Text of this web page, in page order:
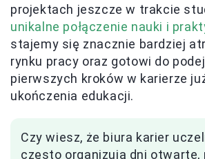
projektach jeszcze w trakcie
unikalne połączenie nauki i
stajemy się znacznie bardziej
rynku pracy oraz gotowi do
pierwszych kroków w karierze
ukończenia edukacji.
Czy wiesz, że biura karier
często organizują dni otwarte,